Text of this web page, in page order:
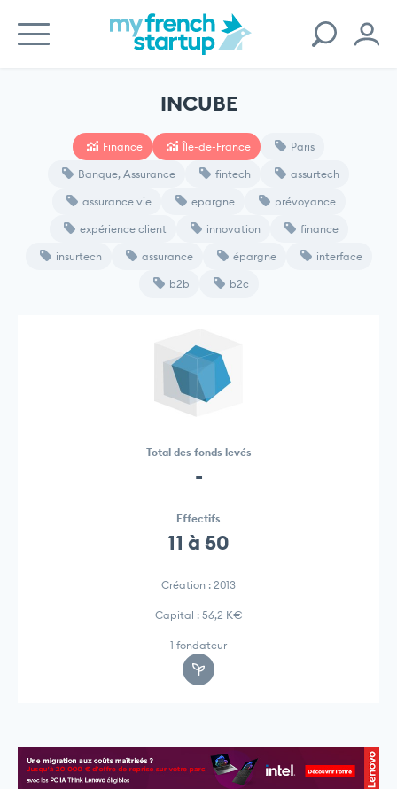
INCUBE
Finance Île-de-France Paris
Banque, Assurance fintech assurtech
assurance vie epargne prévoyance
expérience client innovation finance
insurtech assurance épargne interface
b2b b2c
Total des fonds levés
-
Effectifs
11 à 50
Création : 2013
Capital : 56,2 K€
1 fondateur